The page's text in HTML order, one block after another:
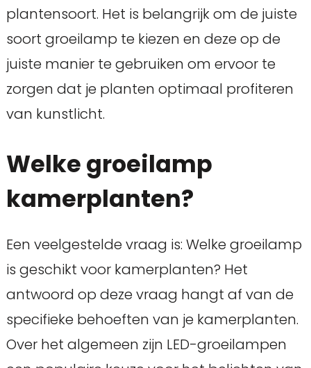
plantensoort. Het is belangrijk om de juiste
soort groeilamp te kiezen en deze op de
juiste manier te gebruiken om ervoor te
zorgen dat je planten optimaal profiteren
van kunstlicht.
Welke groeilamp
kamerplanten?
Een veelgestelde vraag is: Welke groeilamp
is geschikt voor kamerplanten? Het
antwoord op deze vraag hangt af van de
specifieke behoeften van je kamerplanten.
Over het algemeen zijn LED-groeilampen